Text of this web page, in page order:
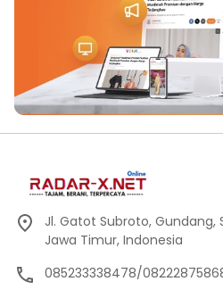
Jl. Gatot Subroto,
Jawa Timur, Indonesia
085233338478/